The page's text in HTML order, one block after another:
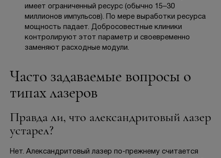
имеет ограниченный ресурс (обычно 15–30
миллионов импульсов). По мере выработки ресурса
мощность падает. Добросовестные клиники
контролируют этот параметр и своевременно
заменяют расходные модули.
Часто задаваемые вопросы о
типах лазеров
Правда ли, что александритовый лазер
устарел?
Нет. Александритовый лазер по-прежнему считается